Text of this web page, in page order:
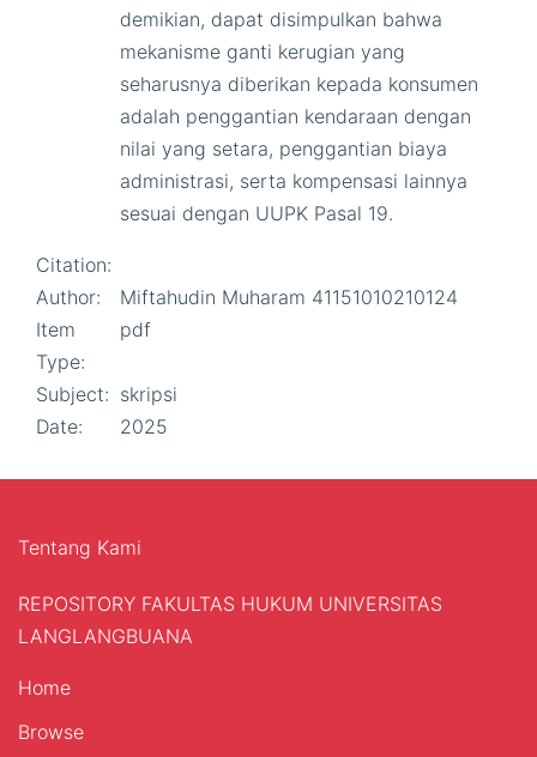
demikian, dapat disimpulkan bahwa
mekanisme ganti kerugian yang
seharusnya diberikan kepada konsumen
adalah penggantian kendaraan dengan
nilai yang setara, penggantian biaya
administrasi, serta kompensasi lainnya
sesuai dengan UUPK Pasal 19.
Citation:
Author:
Miftahudin Muharam 41151010210124
Item
Type:
pdf
Subject: skripsi
Date:
2025
Tentang Kami
REPOSITORY FAKULTAS HUKUM UNIVERSITAS
LANGLANGBUANA
Home
Browse